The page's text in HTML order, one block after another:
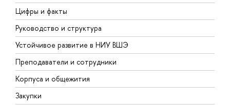
Цифры и факты
Руководство и структура
Устойчивое развитие в НИУ ВШЭ
Преподаватели и сотрудники
Корпуса и общежития
Закупки